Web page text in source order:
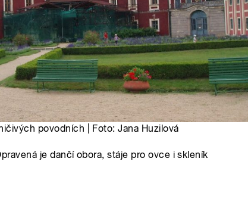
povodních | Foto: Jana Huzilová
je dančí obora, stáje pro ovce i skleník